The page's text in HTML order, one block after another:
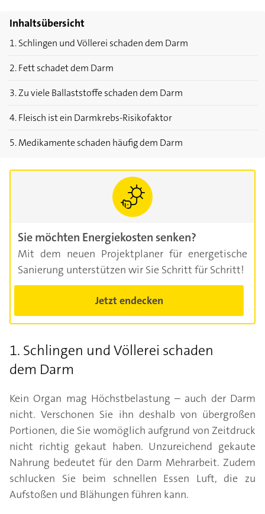
Inhaltsübersicht
1. Schlingen und Völlerei schaden dem Darm
2. Fett schadet dem Darm
3. Zu viele Ballaststoffe schaden dem Darm
4. Fleisch ist ein Darmkrebs-Risikofaktor
5. Medikamente schaden häufig dem Darm
Sie möchten Energiekosten senken?
Mit dem neuen Projektplaner für energetische
Sanierung unterstützen wir Sie Schritt für Schritt!
Jetzt endecken
1. Schlingen und Völlerei schaden
dem Darm
Kein Organ mag Höchstbelastung – auch der Darm
nicht. Verschonen Sie ihn deshalb von übergroßen
Portionen, die Sie womöglich aufgrund von Zeitdruck
nicht richtig gekaut haben. Unzureichend gekaute
Nahrung bedeutet für den Darm Mehrarbeit. Zudem
schlucken Sie beim schnellen Essen Luft, die zu
Aufstoßen und Blähungen führen kann.